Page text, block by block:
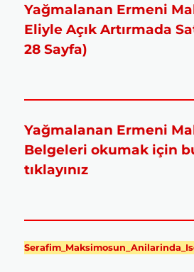
Yağmalanan Ermeni
Eliyle Açık Artırmada
28 Sayfa)
Yağmalanan Ermeni
Belgeleri okumak için
tıklayınız